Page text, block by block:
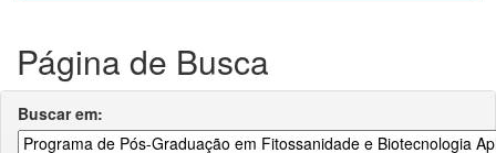
Página de Busca
Buscar em: